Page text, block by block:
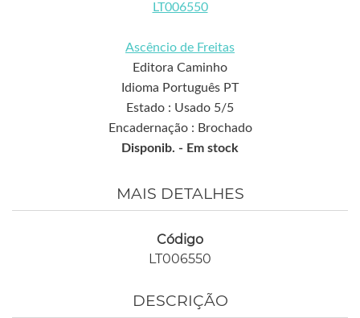
LT006550
Ascêncio de Freitas
Editora Caminho
Idioma Português PT
Estado : Usado 5/5
Encadernação : Brochado
Disponib. - Em stock
MAIS DETALHES
Código
LT006550
DESCRIÇÃO